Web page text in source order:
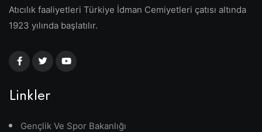
Atıcılık faaliyetleri Türkiye İdman Cemiyetleri çatısı altında
1923 yılında başlatılır.
Linkler
Gençlik Ve Spor Bakanlığı